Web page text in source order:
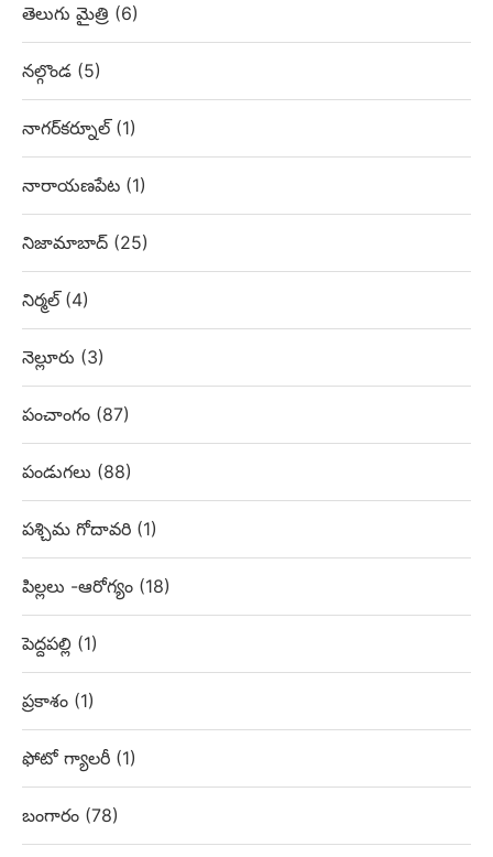
తెలుగు మైత్రి (6)
నల్గొండ (5)
నాగర్‌కర్నూల్ (1)
నారాయణపేట (1)
నిజామాబాద్ (25)
నిర్మల్ (4)
నెల్లూరు (3)
పంచాంగం (87)
పండుగలు (88)
పశ్చిమ గోదావరి (1)
పిల్లలు -ఆరోగ్యం (18)
పెద్దపల్లి (1)
ప్రకాశం (1)
ఫోటో గ్యాలరీ (1)
బంగారం (78)